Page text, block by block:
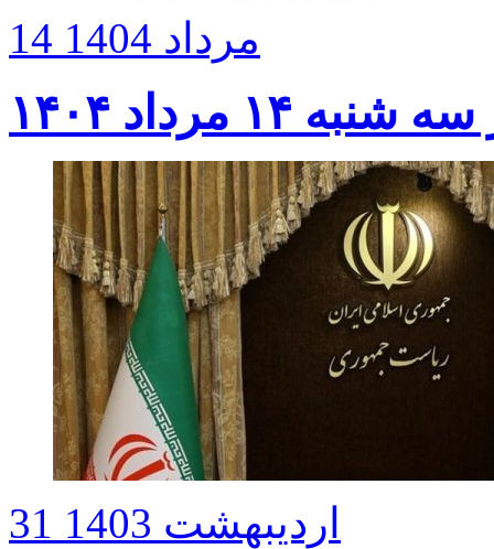
14 مرداد 1404
مرداد ۱۴۰۴
31 اردیبهشت 1403